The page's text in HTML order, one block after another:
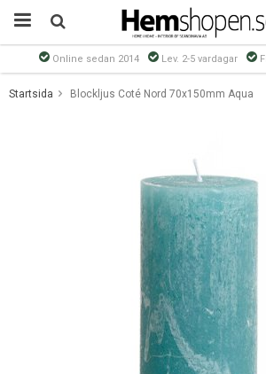
Online sedan 2014 Lev. 2-5 vardagar
Startsida Blockljus Coté Nord 70x150mm Aqua